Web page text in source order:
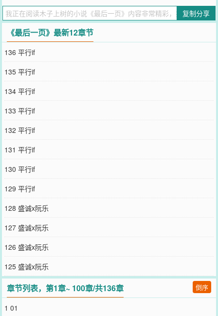
通不起眼的一个，少女时代的她温吞敏感，爱慕心事只敢藏进心底。
她做过最大胆的一件事就是：在高二那年的万圣节中午，一个人偷偷
溜到实验班的教学楼，找到陈砚泽的教室，把陈砚泽的书桌塞满糖
果。可惜她忘了留姓名，他也不知道是谁送的。-科斯资本的一次部门
聚餐后，一群男人出了烧烤店，迎面直来的是马路那头的大荧幕，上
面是家喻户晓的女明星的新上映电影海报。这群往常不苟言笑的男人
此刻都觉得小鹿乱撞，女神好美！有人注意到万年铁树不开花的陈总
也盯着看个不停，眼都不眨一下。他笑着调侃：“陈总，你也追星？”
陈砚泽从兜里拿出颗糖，朝嘴里一扔，“不追，这是我太太。”众人呆
愣两秒，随后爆笑，可渐渐地就笑不出来了。陈总身后走出来一女
孩，那女孩像是从马路那边的大荧幕上走出来似的。美得像天仙。离
经叛道x乖乖女京圈位高权重x影后“你是我仅此一次的勇气。”暗恋成
真｜久别重逢｜破镜重圆｜慢热｜HE男女主开篇即成年预收《上心》
文案：所有人都觉得陆鹤野和夏弥绝对不可能在一起。一个是玩转娱
乐场所的风流公子哥，放荡不羁，离经叛道，从没按规矩活过一秒，
万花丛中过片叶不沾身。另一个则是家长和老师眼中的乖乖女，生活
学习不出一点纰漏，内敛安静，完全是传统意义上的好学生。但谁也
没想到的是——一个雨后的夜晚，京大安静的走廊里，陆鹤野手上拿
着一包烟，刚抖落出一根，还没来得及点上，就被夏弥拿走了。女孩
的声音温吞软糯：“你就不能戒掉吗？”向来不被束缚的陆鹤野竟然只
是笑了下，模样很痞，说出的话也是浑话：“那你给我亲一下。”有人
把这一幕拍下来发到京大论坛，顿时引发热议。其中一条毫不起眼的
评论刺到了夏弥的眼：“陆鹤野不是从不找乖乖女吗？”从那之后，所
有人都好奇夏弥什么时候被甩，却没想到等来的却是陆鹤野被甩了。-
重逢来的猝不及防。彼时夏弥正被相亲对象缠着，正当她不知该如何
是好的时候，陆鹤野出现了。他还是那个样子，没什么变化。玩世不
恭，什么人和事好像都不会让他上心，就连撞见前女友也只是凉凉地
看了一眼。那一刻，夏弥压下心中酸涩，收回视线，摆脱掉相亲对象
之后到了地下停车场，却没想到在一个拐角再次撞见陆鹤野。男人依
旧是那个混不吝，眉眼中的戾气清晰可见。她本想绕过去，却在经过
他身旁的时候被人抓住手腕，男人瞬间欺身而上，声音嘶哑：“夏弥，
你胆子倒是大。”“我努力遮掩，来到你的面前，只为了看你一眼。”京
复制分享
《最后一页》最新12章节
136 平行if
135 平行if
134 平行if
133 平行if
132 平行if
131 平行if
130 平行if
129 平行if
128 盛诚x阮乐
127 盛诚x阮乐
126 盛诚x阮乐
125 盛诚x阮乐
章节列表，第1章~ 100章/共136章 倒序
1 01